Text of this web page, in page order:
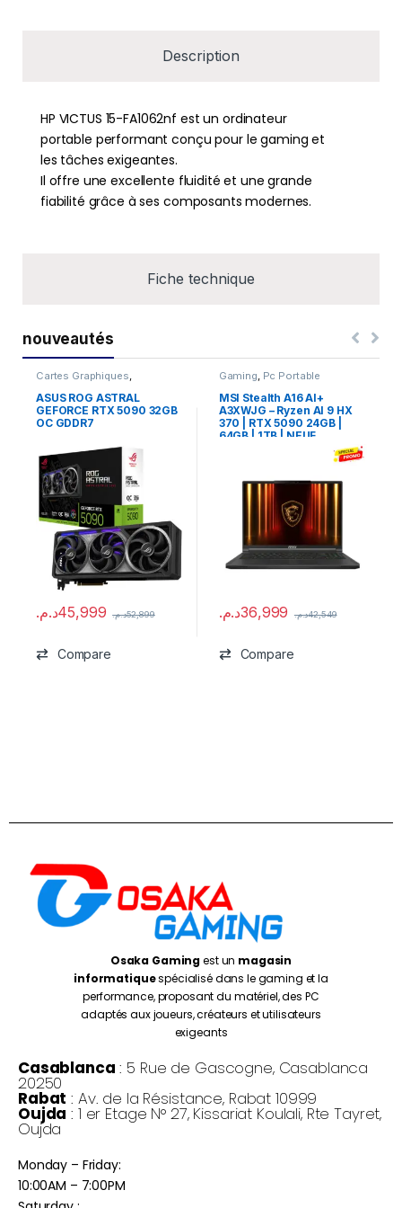
Description
Fiche technique
HP VICTUS 15-FA1062nf est un ordinateur
portable performant conçu pour le gaming et
les tâches exigeantes.
Il offre une excellente fluidité et une grande
fiabilité grâce à ses composants modernes.
nouveautés
Cartes Graphiques
Composants Gaming
ASUS ROG ASTRAL
GEFORCE RTX 5090 32GB
OC GDDR7
45,999د.م. 52,899د.م.
Compare
Gaming Pc Portable
MSI Stealth A16 AI+
A3XWJG – Ryzen AI 9 HX
370 | RTX 5090 24GB |
64GB | 1TB | NEUF
36,999د.م. 42,549د.م.
Compare
Osaka Gamingest un magasin
informatiquespécialisé dans le gaming et la
performance, proposant du matériel, des PC
adaptés aux joueurs, créateurs et utilisateurs
exigeants
Casablanca : 5 Rue de Gascogne, Casablanca
20250
Rabat : Av. de la Résistance, Rabat 10999
Oujda : 1 er Etage N° 27, Kissariat Koulali, Rte Tayret,
Oujda
Monday – Friday:
10:00AM – 7:00PM